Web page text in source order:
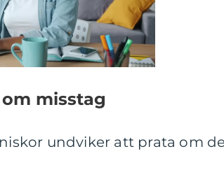
misstag
undviker att prata om